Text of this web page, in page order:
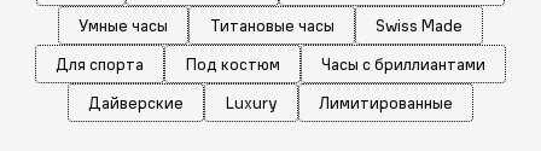
Умные часы
Титановые часы
Swiss Made
Для спорта
Под костюм
Часы с бриллиантами
Дайверские
Luxury Лимитированные